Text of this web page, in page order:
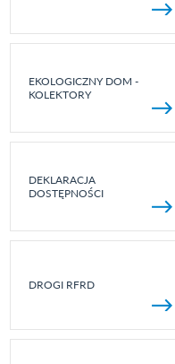
EKOLOGICZNY DOM -
KOLEKTORY
DEKLARACJA
DOSTĘPNOŚCI
DROGI RFRD